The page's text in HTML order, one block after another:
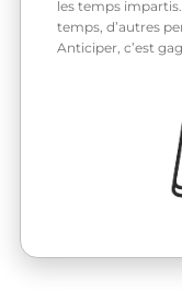
les temps
temps, d’autres
Anticiper, c’est